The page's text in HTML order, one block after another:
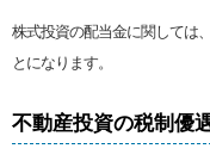
株式投資の配当金に関しては
とになります。
不動産投資の税制優